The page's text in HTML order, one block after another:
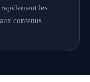
les
contenus